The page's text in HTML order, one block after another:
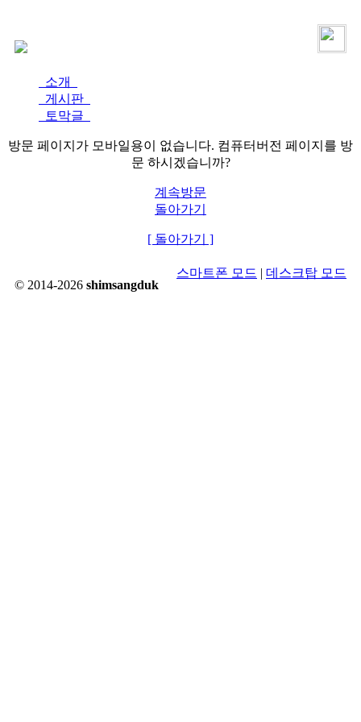
소개
게시판
토막글
방문 페이지가 모바일용이 없습니다. 컴퓨터버전 페이지를 방
문 하시겠습니까?
계속방문
돌아가기
[ 돌아가기 ]
© 2014-2026 shimsangduk
스마트폰 모드 | 데스크탑 모드